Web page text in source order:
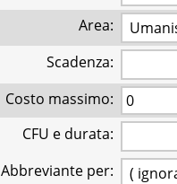
Area:
Scadenza:
Costo massimo:
CFU e durata:
Abbreviante per: